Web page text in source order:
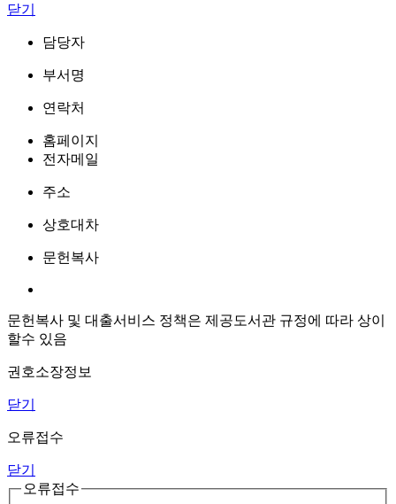
닫기
담당자
부서명
연락처
홈페이지
전자메일
주소
상호대차
문헌복사
문헌복사 및 대출서비스 정책은 제공도서관 규정에 따라 상이
할수 있음
권호소장정보
닫기
오류접수
닫기
오류접수